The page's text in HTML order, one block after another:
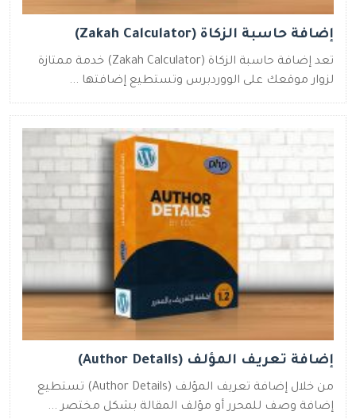
إضافة حاسبة الزكاة (Zakah Calculator)
تعد إضافة حاسبة الزكاة (Zakah Calculator) خدمة ممتازة
لزوار موقعك على الووردبرس وتستطيع إضافتها ...
إضافة تعريف المؤلف (Author Details)
من خلال إضافة تعريف المؤلف (Author Details) تستطيع
إضافة وصف للمحرر أو مؤلف المقالة بشكل مختصر ...